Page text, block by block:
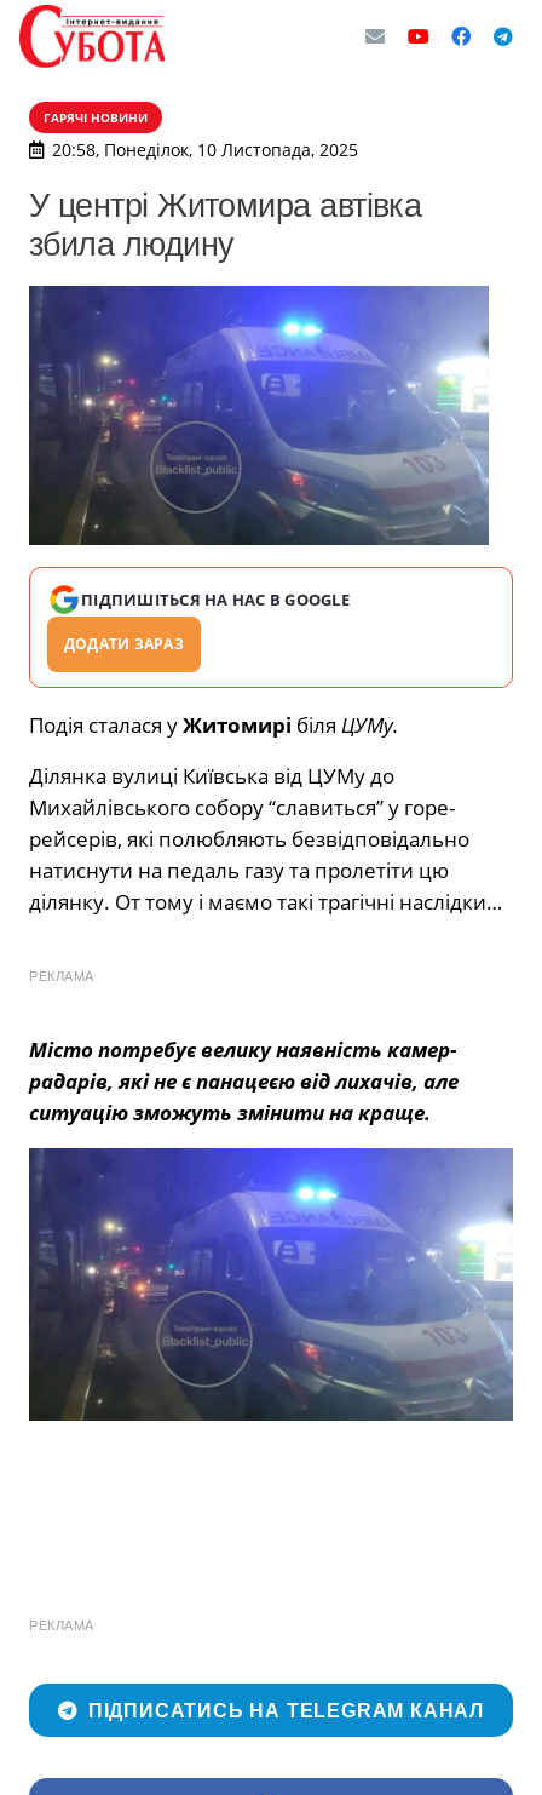
ГАРЯЧІ НОВИНИ
20:58, Понеділок, 10 Листопада, 2025
У центрі Житомира автівка
збила людину
ПІДПИШІТЬСЯ НА НАС В GOOGLE
ДОДАТИ ЗАРАЗ
Подія сталася уЖитомирі біля ЦУМу.
Ділянка вулиці Київська від ЦУМу до
Михайлівського собору “славиться” у горе-
рейсерів, які полюбляють безвідповідально
натиснути на педаль газу та пролетіти цю
ділянку. От тому і маємо такі трагічні наслідки…
РЕКЛАМА
Місто потребує велику наявність камер-
радарів, які не є панацеєю від лихачів, але
ситуацію зможуть змінити на краще.
РЕКЛАМА
ПІДПИСАТИСЬ НА TELEGRAM КАНАЛ